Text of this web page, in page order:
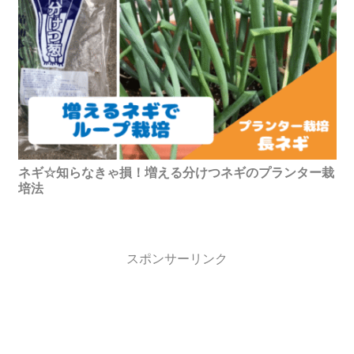
ネギ☆知らなきゃ損！増える分けつネギのプランター栽
培法
スポンサーリンク